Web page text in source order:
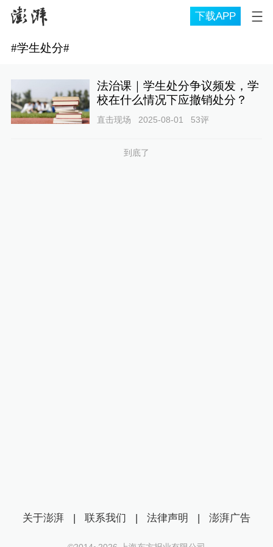
下载APP
#学生处分#
法治课｜学生处分争议频发，学
校在什么情况下应撤销处分？
直击现场 2025-08-01 53评
到底了
关于澎湃 | 联系我们 | 法律声明 | 澎湃广告